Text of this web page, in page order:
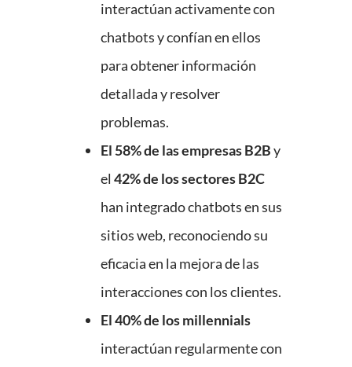
interactúan activamente con
chatbots y confían en ellos
para obtener información
detallada y resolver
problemas.
El 58% de las empresas B2By
el 42% de los sectores B2C
han integrado chatbots en sus
sitios web, reconociendo su
eficacia en la mejora de las
interacciones con los clientes.
El 40% de los millennials
interactúan regularmente con